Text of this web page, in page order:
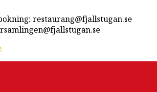
restaurang@fjallstugan.se